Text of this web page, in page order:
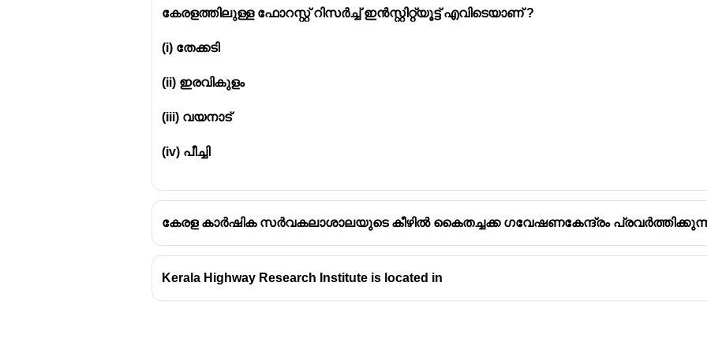
കേരളത്തിലുള്ള ഫോറസ്റ്റ് റിസർച്ച് ഇൻസ്റ്റിറ്റ്യൂട്ട് എവിടെയാണ് ?
(i) തേക്കടി
(ii) ഇരവികുളം
(iii) വയനാട്
(iv) പീച്ചി
കേരള കാർഷിക സർവകലാശാലയുടെ കീഴിൽ കൈതച്ചക്ക ഗവേഷണകേന്ദ്രം
Kerala Highway Research Institute is located in